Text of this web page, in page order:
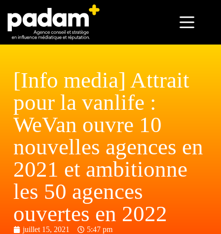
[Info media] Attrait
pour la vanlife :
WeVan ouvre 10
nouvelles agences en
2021 et ambitionne
les 50 agences
ouvertes en 2022
juillet 15, 2021 5:47 pm